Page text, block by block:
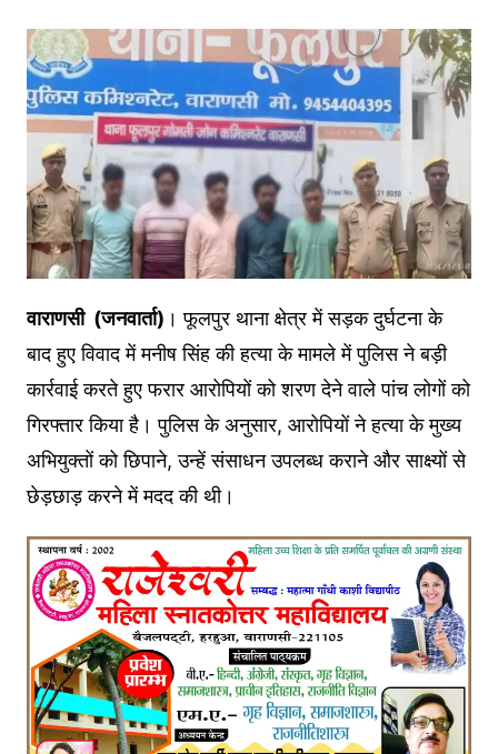
वाराणसी (जनवार्ता) । फूलपुर थाना क्षेत्र में सड़क दुर्घटना के
बाद हुए विवाद में मनीष सिंह की हत्या के मामले में पुलिस ने बड़ी
कार्रवाई करते हुए फरार आरोपियों को शरण देने वाले पांच लोगों को
गिरफ्तार किया है। पुलिस के अनुसार, आरोपियों ने हत्या के मुख्य
अभियुक्तों को छिपाने, उन्हें संसाधन उपलब्ध कराने और साक्ष्यों से
छेड़छाड़ करने में मदद की थी।